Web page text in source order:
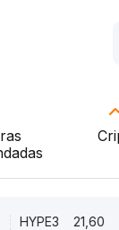
21,60